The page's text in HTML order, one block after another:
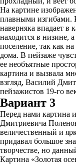
На картине
плавными изгибами.
наверняка впадает в
находится в низине,
поселение, так как
дома. В пейзаже
ее необъятные
картина и вызвала
взгляд, Василий
пейзажистов 19-го
Вариант 3
Перед нами картина
Дмитриевича
величественный и
придавал большое
творчестве, но
Картина «Золотая